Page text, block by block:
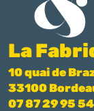
La
10 quai de
33100
07 87 29 95 54